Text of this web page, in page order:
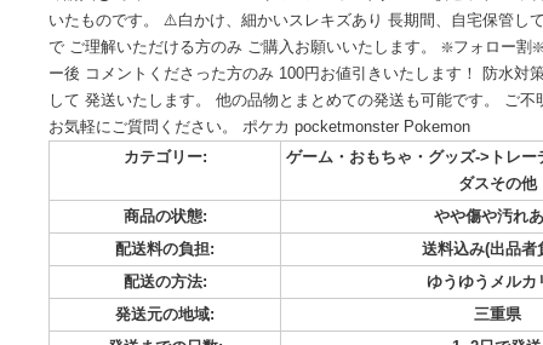
商品情報
即購入⭕️ ポケモン アニメコレクション カードダス 29枚セッ
いたものです。 ⚠️白かけ、細かいスレキズあり 長期間、自宅
で ご理解いただける方のみ ご購入お願いいたします。 ❇️フ
ー後 コメントくださった方のみ 100円お値引きいたします！
して 発送いたします。 他の品物とまとめての発送も可能で
お気軽にご質問ください。 ポケカ pocketmonster Pokemon
カテゴリー:
ゲーム・おもちゃ・グッズ
ダ